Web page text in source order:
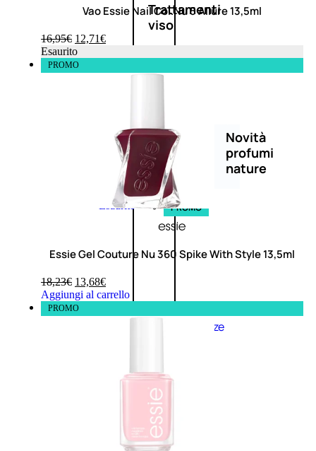
Trattamenti
viso
Novità
profumi
nature
Esaurito PROMO
Fragranze
L’OCCITANE
EDT
FIORI
DI
Valutato
Vao Essie Nail Col.Nu 5 Allure 13,5ml
16,95€ 12,71€
Esaurito
PROMO
Essie Gel Couture Nu 360 Spike With Style 13,5ml
18,23€ 13,68€
Aggiungi al carrello
PROMO